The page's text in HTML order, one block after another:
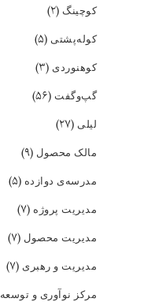
کوچینگ (۲)
کوله‌پشتی (۵)
کوهنوردی (۳)
گپ‌و‌گفت (۵۶)
لیلی (۲۷)
مالک محصول (۹)
مدرسه‌ی دوازده (۵)
مدیریت پروژه (۷)
مدیریت محصول (۷)
مدیریت و رهبری (۷)
مرکز نوآوری و توسعه